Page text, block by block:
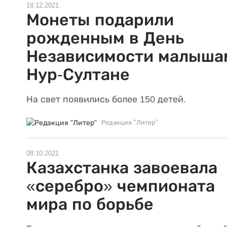
18.12.2021
Монеты подарили
рожденным в День
Независимости
Нур-Султане
На свет появились более 150 детей.
Редакция "Литер"
08.10.2021
Казахстанка завоевала
«серебро» чемпионата
мира по борьбе